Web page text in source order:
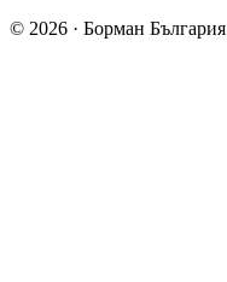
© 2026 · Борман България